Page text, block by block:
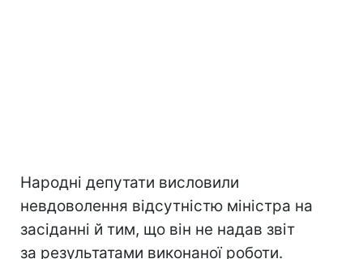
Народні депутати висловили
невдоволення відсутністю міністра на
засіданні й тим, що він не надав звіт
за результатами виконаної роботи.